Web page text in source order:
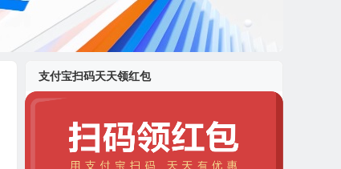
支付宝扫码天天领红包